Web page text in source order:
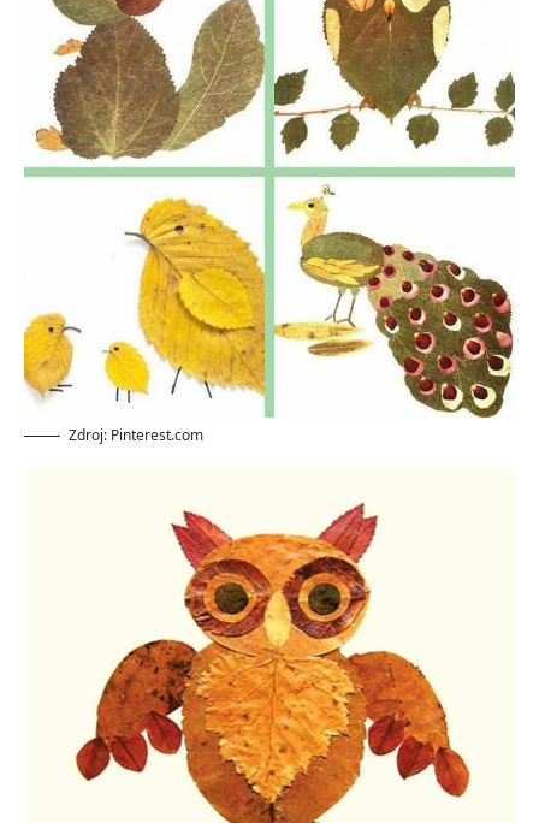
Zdroj: Pinterest.com